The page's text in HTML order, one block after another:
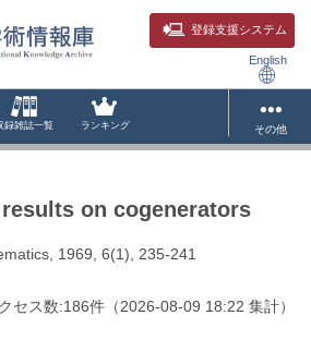
登録支援システム
English
録雑誌一覧 ランキング その他
on cogenerators
1969, 6(1), 235-241
セス数:186件 （2026-08-09 18:22 集計）